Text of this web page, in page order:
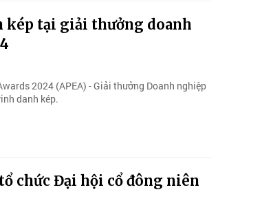
kép tại giải thưởng doanh
2024 (APEA) - Giải thưởng Doanh nghiệp
danh kép.
chức Đại hội cổ đông niên